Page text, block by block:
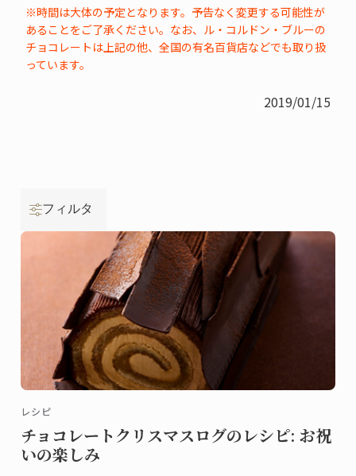
※時間は大体の予定となります。予告なく変更する可能性が
あることをご了承ください。なお、ル・コルドン・ブルーの
チョコレートは上記の他、全国の有名百貨店などでも取り扱
っています。
2019/01/15
フィルタ
レシピ
チョコレートクリスマスログのレシピ: お祝
いの楽しみ